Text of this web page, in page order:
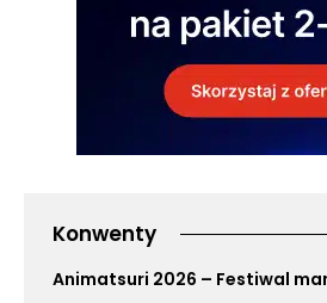
Konwenty
Animatsuri 2026 – Festiwal